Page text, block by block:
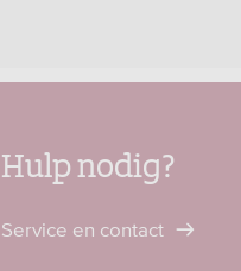
Hulp nodig?
Service en contact